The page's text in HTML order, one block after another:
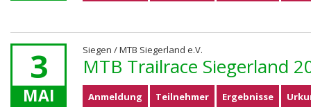
3
MAI
Siegen / MTB Siegerland e.V.
MTB Trailrace Siegerland
Anmeldung Teilnehmer Ergebnisse